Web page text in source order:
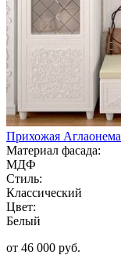
Прихожая Аглаонема
Материал фасада:
МДФ
Стиль:
Классический
Цвет:
Белый
от 46 000 руб.